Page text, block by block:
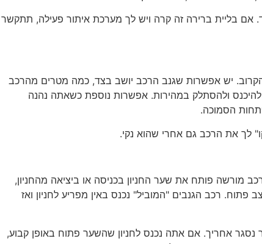
אם בליית ברירה זה קרה ויש לך מערכת איתור פעילה, תתקשר
יש אפשרות שגנב הרכב יושב בצד, כמה מטרים מהרכב
ולהסתלק במהירות. אפשרות נוספת כשאתה נהנה
הסמוכה.
לך את הרכב גם אחרי שהוא נקי.
מורשה פותח את שער החניון בכניסה או ביציאה מהחניון,
פתוח. רכב הגנבים "המוביל" נכנס באין מפריע לחניון ואז
נסגר אחריך. אם אתה נכנס לחניון שהשער פתוח באופן קבוע,